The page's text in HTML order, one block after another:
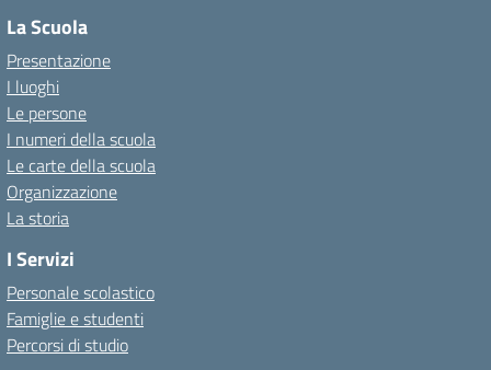
La Scuola
Presentazione
I luoghi
Le persone
I numeri della scuola
Le carte della scuola
Organizzazione
La storia
I Servizi
Personale scolastico
Famiglie e studenti
Percorsi di studio